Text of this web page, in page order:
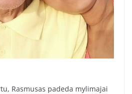
Rasmusas padeda mylimajai